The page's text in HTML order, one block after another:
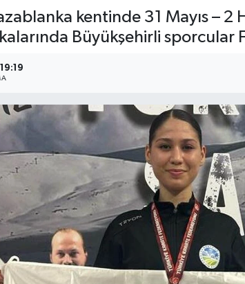
kentinde 31 Mayıs –
Büyükşehirli sporcular